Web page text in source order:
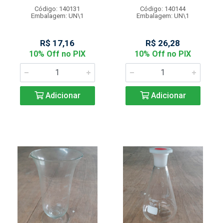
Código: 140131
Embalagem: UN\1
R$ 17,16
10% Off no PIX
Adicionar
Código: 140144
Embalagem: UN\1
R$ 26,28
10% Off no PIX
Adicionar